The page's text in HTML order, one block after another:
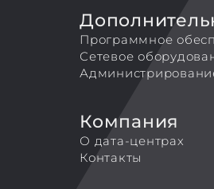
Программное
Сетевое
Компания
О дата-центрах
Контакты